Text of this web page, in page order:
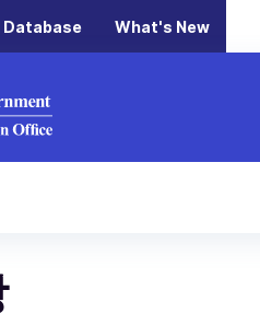
Database What's New